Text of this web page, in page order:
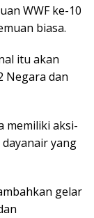
WWF ke-10
biasa.
itu akan
Negara dan
memiliki aksi-
yang
gelar